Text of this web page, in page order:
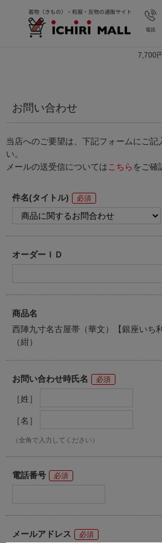
7,700
お問い合わせ
当店へのご要望は、下記フォームにご記
い。
メールの送受信については こちら をご確
件名(タイトル)
オーダーＩＤ
商品名
西陣九寸名古屋帯（華文）【銀座いち
（紺）
お問い合わせ時氏名
［姓］
［名］
（全角で入力してください）
電話番号
メールアドレス